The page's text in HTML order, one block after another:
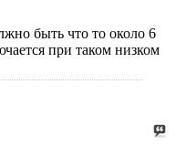
быть что то около 6
при таком низком